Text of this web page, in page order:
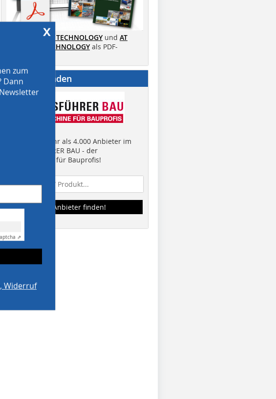
x
zum
Dann
⇗
Widerruf
AT SCREENING TECHNOLOGY und AT
CRUSHING TECHNOLOGY als PDF-
Anbieter finden
Finden Sie mehr als 4.000 Anbieter im
EINKAUFSFÜHRER BAU - der
Suchmaschine für Bauprofis!
Anbieter finden!